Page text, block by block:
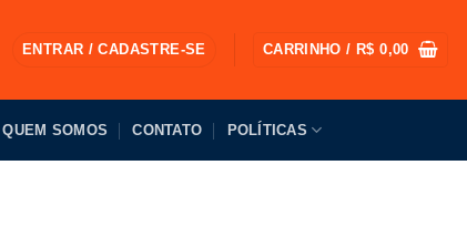
ENTRAR / CADASTRE-SE CARRINHO / R$ 0,00
QUEM SOMOS CONTATO POLÍTICAS